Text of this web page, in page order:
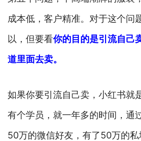
成本低，客户精准。对于这个问
以，但要看你的目的是引流自己
道里面去卖。
如果你要引流自己卖，小红书就
有个学员，就一年多的时间，通
50万的微信好友，有了50万的私